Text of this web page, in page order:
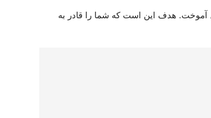
آموخت. هدف این است که شما را قادر به